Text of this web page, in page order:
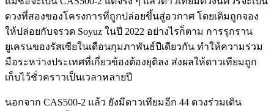
ดวงที่สองของโครงการที่ถูกปล่อยขึ้นสู่อวกาศ โดยเดิมถูกจอง
ให้ปล่อยกับจรวด Soyuz ในปี 2022 อย่างไรก็ตาม การรุกราน
ยูเครนของรัสเซียในเดือนกุมภาพันธ์ปีเดียวกัน ทำให้ความร่วม
มือระหว่างประเทศที่เกี่ยวข้องต้องยุติลง ส่งผลให้ดาวเทียมถูก
เก็บไว้ชั่วคราวเป็นเวลาหลายปี
นอกจาก CAS500-2 แล้ว ยังมีดาวเทียมอีก 44 ดวงร่วมเดิน